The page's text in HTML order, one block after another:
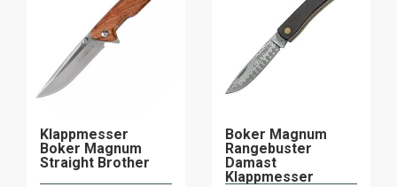
Klappmesser
Boker Magnum
Straight Brother
Boker Magnum
Rangebuster
Damast
Klappmesser